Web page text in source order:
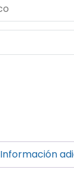
Información